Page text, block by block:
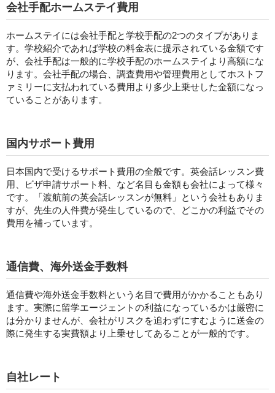
会社手配ホームステイ費用
ホームステイには会社手配と学校手配の2つのタイプがありま
す。学校紹介であれば学校の料金表に提示されている金額です
が、会社手配は一般的に学校手配のホームステイより高額にな
ります。会社手配の場合、調査費用や管理費用としてホストフ
ァミリーに支払われている費用より多少上乗せした金額になっ
ていることがあります。
国内サポート費用
日本国内で受けるサポート費用の全般です。英会話レッスン費
用、ビザ申請サポート料、など名目も金額も会社によって様々
です。「渡航前の英会話レッスンが無料」という会社もありま
すが、先生の人件費が発生しているので、どこかの利益でその
費用を補っています。
通信費、海外送金手数料
通信費や海外送金手数料という名目で費用がかかることもあり
ます。実際に留学エージェントの利益になっているかは厳密に
は分かりませんが、会社がリスクを追わずにすむように送金の
際に発生する実費額より上乗せしてあることが一般的です。
自社レート